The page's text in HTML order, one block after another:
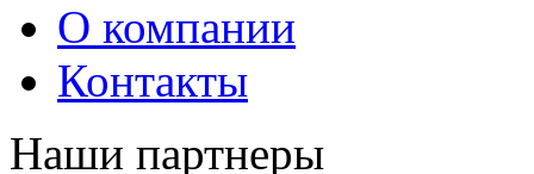
О компании
Контакты
Наши партнеры